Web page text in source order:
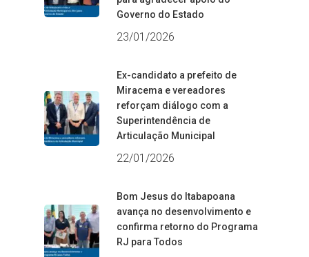
Governo do Estado
23/01/2026
Ex-candidato a prefeito de
Miracema e vereadores
reforçam diálogo com a
Superintendência de
Articulação Municipal
22/01/2026
Bom Jesus do Itabapoana
avança no desenvolvimento e
confirma retorno do Programa
RJ para Todos